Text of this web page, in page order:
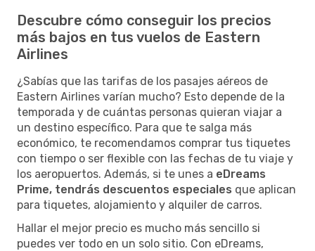
Descubre cómo conseguir los precios
más bajos en tus vuelos de Eastern
Airlines
¿Sabías que las tarifas de los pasajes aéreos de
Eastern Airlines varían mucho? Esto depende de la
temporada y de cuántas personas quieran viajar a
un destino específico. Para que te salga más
económico, te recomendamos comprar tus tiquetes
con tiempo o ser flexible con las fechas de tu viaje y
los aeropuertos. Además, si te unes a eDreams
Prime, tendrás descuentos especiales que aplican
para tiquetes, alojamiento y alquiler de carros.
Hallar el mejor precio es mucho más sencillo si
puedes ver todo en un solo sitio. Con eDreams,